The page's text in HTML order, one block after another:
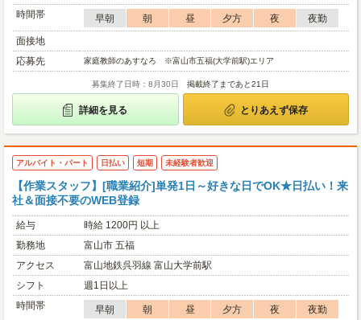
時間帯 早朝 朝 昼 夕方 夜
夜勤
面接地
応募先
家庭教師のあすなろ ※富山市五福(大学前駅)エリア
募集終了日時：8月30日 掲載終了まであと21日
詳細を見る とりあえず保存
アルバイト・パート 日払い 短期 未経験者歓迎
【作業スタッフ】[職業紹介]単発1日～好きな日でOK★日払い！来
社＆面接不要のWEB登録
給与
時給 1200円 以上
勤務地
富山市 五福
アクセス
富山地鉄呉羽線 富山大学前駅
シフト
週1日以上
時間帯
早朝 朝 昼 夕方 夜
夜勤